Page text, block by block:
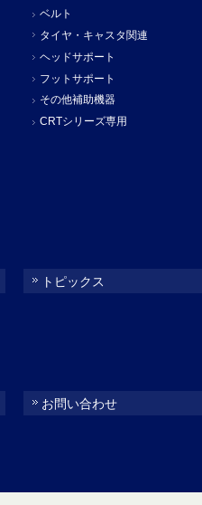
ベルト
タイヤ・キャスタ関連
ヘッドサポート
フットサポート
その他補助機器
CRTシリーズ専用
トピックス
お問い合わせ